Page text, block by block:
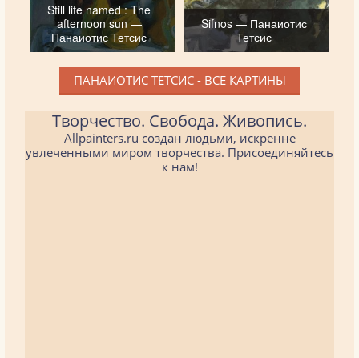
Still life named : The
afternoon sun —
Панаиотис Тетсис
Sifnos — Панаиотис
Тетсис
ПАНАИОТИС ТЕТСИС - ВСЕ КАРТИНЫ
Творчество. Свобода. Живопись.
Allpainters.ru создан людьми, искренне
увлеченными миром творчества. Присоединяйтесь
к нам!